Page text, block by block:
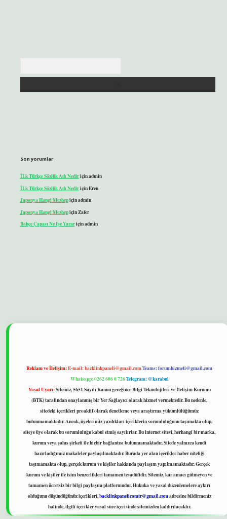
Son yorumlar
İLk Türkçe Sözlük Adı Nediriçinadmin
İLk Türkçe Sözlük Adı NediriçinEren
Japonya Hangi Mezhepiçinadmin
Japonya Hangi MezhepiçinZafer
Bahçe Çapası Ne Işe Yarariçinadmin
Reklam ve İletişim:E-mail:backlinkpaneli@gmail.comTeams:forumhizmeti@gmail.com
Whatsapp: 0262 606 0 726Telegram: @karabul
Yasal Uyarı:Sitemiz, 5651 Sayılı Kanun gereğince Bilgi Teknolojileri ve İletişim Kurumu
(BTK) tarafından onaylanmış bir Yer Sağlayıcı olarak hizmet vermektedir. Bu nedenle,
sitedeki içerikleri proaktif olarak denetleme veya araştırma yükümlülüğümüz
bulunmamaktadır. Ancak, üyelerimiz yazdıkları içeriklerin sorumluluğunu taşımakta olup,
siteye üye olarak bu sorumluluğu kabul etmiş sayılırlar. Bu internet sitesi, herhangi bir marka,
kurum veya şahıs şirketi ile hiçbir bağlantısı bulunmamaktadır. Sitede yalnızca kendi
hazırladığımız makaleler paylaşılmaktadır. Burada yer alan içerikler haber niteliği
taşımamakta olup, gerçek kurum ve kişiler hakkında paylaşım yapılmamaktadır. Gerçek
kurum ve kişiler ile isim benzerlikleri tamamen tesadüfidir. Sitemiz, kar amacı gütmeyen ve
tamamen ücretsiz bir bilgi paylaşım platformudur. Hukuka ve yasal düzenlemelere aykırı
olduğunu düşündüğünüz içerikleri,backlinkpanelicomtr@gmail.comadresine bildirmeniz
halinde, ilgili içerikler yasal süre içerisinde sitemizden kaldırılacaktır.